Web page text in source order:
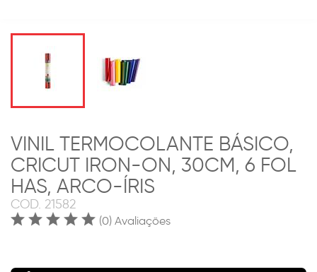
VINIL TERMOCOLANTE BÁSICO,
CRICUT IRON-ON, 30CM, 6 FOL
HAS, ARCO-ÍRIS
COD. 21582
(0) Avaliações